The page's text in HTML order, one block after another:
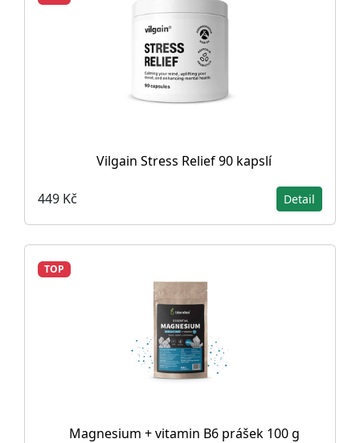
Vilgain Stress Relief 90 kapslí
449 Kč Detail
TOP
Magnesium + vitamin B6 prášek 100 g